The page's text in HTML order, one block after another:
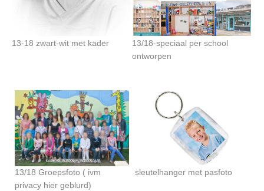
13-18 zwart-wit met kader
13/18-speciaal per school
ontworpen
13/18 Groepsfoto ( ivm
privacy hier geblurd)
sleutelhanger met pasfoto